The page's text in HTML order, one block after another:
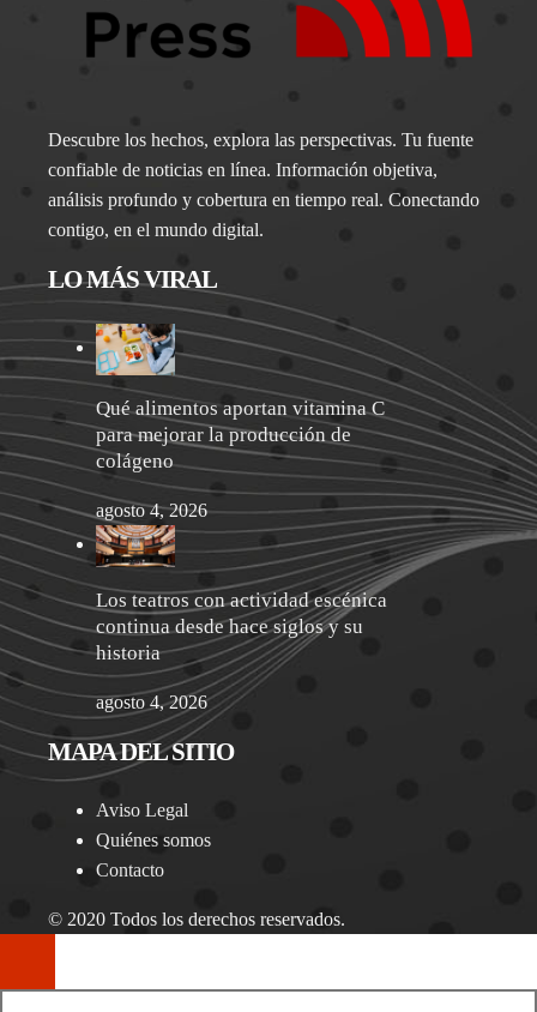
Descubre los hechos, explora las perspectivas. Tu fuente
confiable de noticias en línea. Información objetiva,
análisis profundo y cobertura en tiempo real. Conectando
contigo, en el mundo digital.
LO MÁS VIRAL
Qué alimentos aportan vitamina C
para mejorar la producción de
colágeno
agosto 4, 2026
Los teatros con actividad escénica
continua desde hace siglos y su
historia
agosto 4, 2026
MAPA DEL SITIO
Aviso Legal
Quiénes somos
Contacto
© 2020 Todos los derechos reservados.